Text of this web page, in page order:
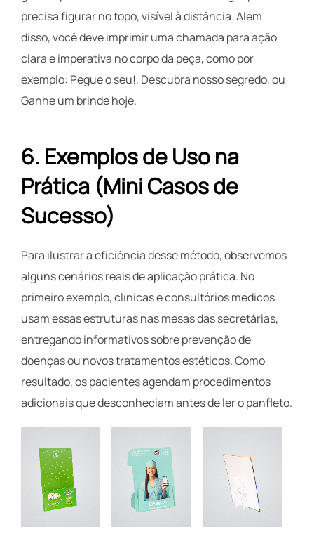
precisa figurar no topo, visível à distância. Além
disso, você deve imprimir uma chamada para ação
clara e imperativa no corpo da peça, como por
exemplo: Pegue o seu!, Descubra nosso segredo, ou
Ganhe um brinde hoje.
6. Exemplos de Uso na
Prática (Mini Casos de
Sucesso)
Para ilustrar a eficiência desse método, observemos
alguns cenários reais de aplicação prática. No
primeiro exemplo, clínicas e consultórios médicos
usam essas estruturas nas mesas das secretárias,
entregando informativos sobre prevenção de
doenças ou novos tratamentos estéticos. Como
resultado, os pacientes agendam procedimentos
adicionais que desconheciam antes de ler o panfleto.